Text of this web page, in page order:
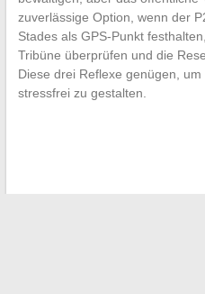
zuverlässige Option, wenn der
Stades als GPS-Punkt
Tribüne überprüfen und die
Diese drei Reflexe genügen,
stressfrei zu gestalten.